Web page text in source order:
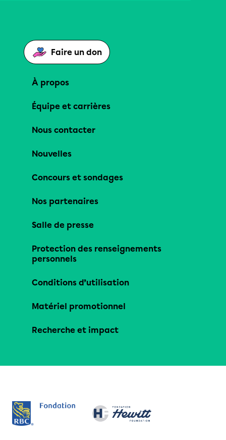
Faire un don
À propos
Équipe et carrières
Nous contacter
Nouvelles
Concours et sondages
Nos partenaires
Salle de presse
Protection des renseignements
personnels
Conditions d’utilisation
Matériel promotionnel
Recherche et impact